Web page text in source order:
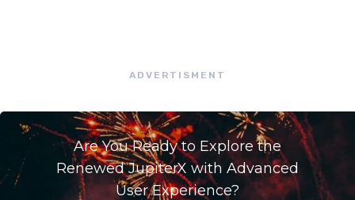
ADVERTISMENT
Are You Ready to Explore the
Renewed JupiterX with Advanced
User Experience?